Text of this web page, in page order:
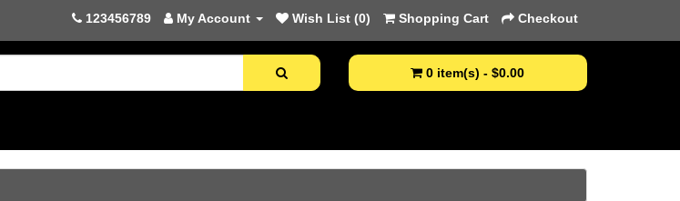
123456789 My Account Wish List (0) Shopping Cart Checkout
0 item(s) - $0.00